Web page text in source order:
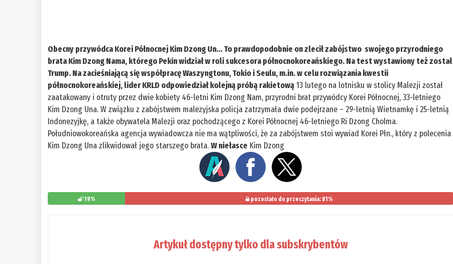
Obecny przywódca Korei Północnej Kim Dzong Un… To prawdopodobnie on zlecił zabójstwo swojego przyrodniego
brata Kim Dzong Nama, którego Pekin widział w roli sukcesora północnokoreańskiego. Na test wystawiony też został
Trump. Na zacieśniającą się współpracę Waszyngtonu, Tokio i Seulu, m.in. w celu rozwiązania kwestii
północnokoreańskiej, lider KRLD odpowiedział kolejną próbą rakietową13 lutego na lotnisku w stolicy Malezji został
zaatakowany i otruty przez dwie kobiety 46-letni Kim Dzong Nam, przyrodni brat przywódcy Korei Północnej, 33-letniego
Kim Dzong Una. W związku z zabójstwem malezyjska policja zatrzymała dwie podejrzane – 29-letnią Wietnamkę i 25-letnią
Indonezyjkę, a także obywatela Malezji oraz pochodzącego z Korei Północnej 46-letniego Ri Dzong Cholma.
Południowokoreańska agencja wywiadowcza nie ma wątpliwości, że za zabójstwem stoi wywiad Korei Płn., który z polecenia
Kim Dzong Una zlikwidował jego starszego brata.W niełasce Kim Dzong
19% pozostało do przeczytania: 81%
Artykuł dostępny tylko dla subskrybentów